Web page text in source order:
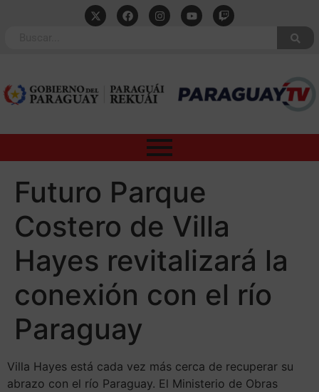
Futuro Parque
Costero de Villa
Hayes revitalizará la
conexión con el río
Paraguay
Villa Hayes está cada vez más cerca de recuperar su
abrazo con el río Paraguay. El Ministerio de Obras